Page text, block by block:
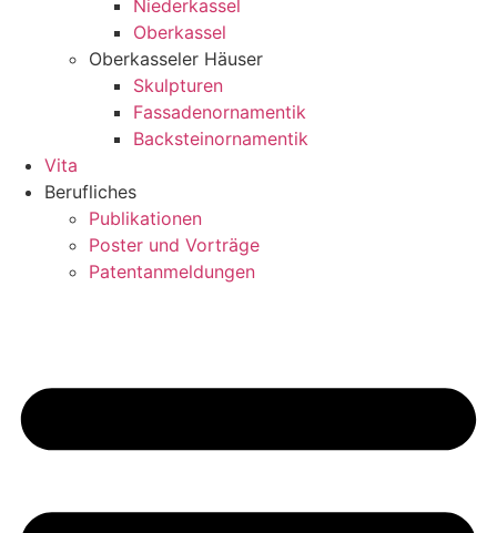
Niederkassel
Oberkassel
Oberkasseler Häuser
Skulpturen
Fassadenornamentik
Backsteinornamentik
Vita
Berufliches
Publikationen
Poster und Vorträge
Patentanmeldungen